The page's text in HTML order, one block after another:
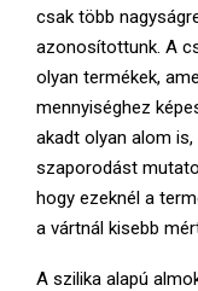
csak több
azonosítottunk. A
olyan termékek,
mennyiséghez
akadt olyan alom
szaporodást
hogy ezeknél a
a vártnál kisebb
A szilika alapú